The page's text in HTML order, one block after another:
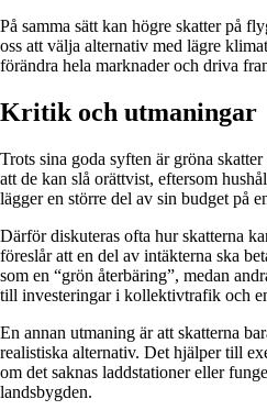
På samma sätt kan högre skatter på
oss att välja alternativ med lägre
förändra hela marknader och driva
Kritik och utmaningar
Trots sina goda syften är gröna
att de kan slå orättvist, eftersom
lägger en större del av sin budget på
Därför diskuteras ofta hur skatterna
föreslår att en del av intäkterna ska
som en “grön återbäring”, medan
till investeringar i kollektivtrafik och
En annan utmaning är att skatterna
realistiska alternativ. Det hjälper till
om det saknas laddstationer eller
landsbygden.